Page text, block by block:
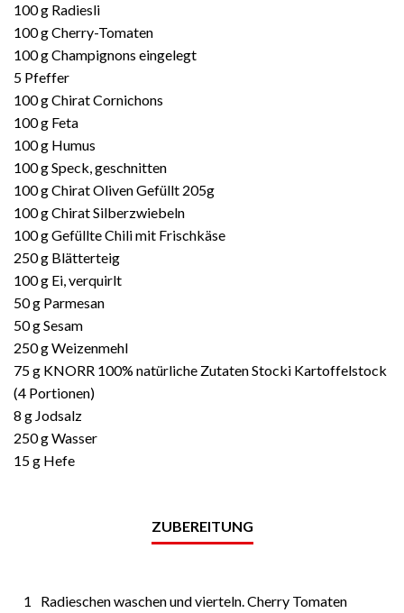
100 g Radiesli
100 g Cherry-Tomaten
100 g Champignons eingelegt
5 Pfeffer
100 g Chirat Cornichons
100 g Feta
100 g Humus
100 g Speck, geschnitten
100 g Chirat Oliven Gefüllt 205g
100 g Chirat Silberzwiebeln
100 g Gefüllte Chili mit Frischkäse
250 g Blätterteig
100 g Ei, verquirlt
50 g Parmesan
50 g Sesam
250 g Weizenmehl
75 g KNORR 100% natürliche Zutaten Stocki Kartoffelstock
(4 Portionen)
8 g Jodsalz
250 g Wasser
15 g Hefe
ZUBEREITUNG
1
Radieschen waschen und vierteln. Cherry Tomaten